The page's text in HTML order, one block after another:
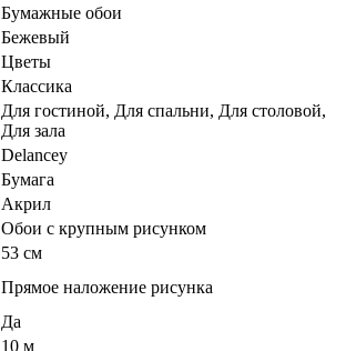
Бумажные обои
Бежевый
Цветы
Классика
Для гостиной, Для спальни, Для столовой,
Для зала
Delancey
Бумага
Акрил
Обои с крупным рисунком
53 см
Прямое наложение рисунка
Да
10 м